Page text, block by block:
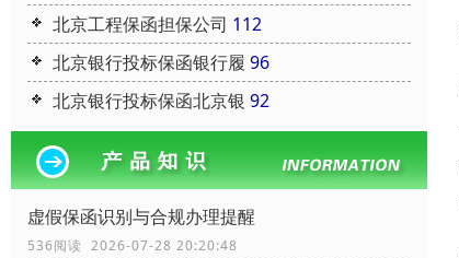
北京工程保函担保公司 112
北京银行投标保函银行履 96
北京银行投标保函北京银 92
虚假保函识别与合规办理提醒
536阅读 2026-07-28 20:20:48